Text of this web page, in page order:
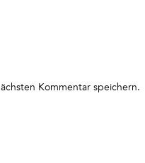
Kommentar speichern.